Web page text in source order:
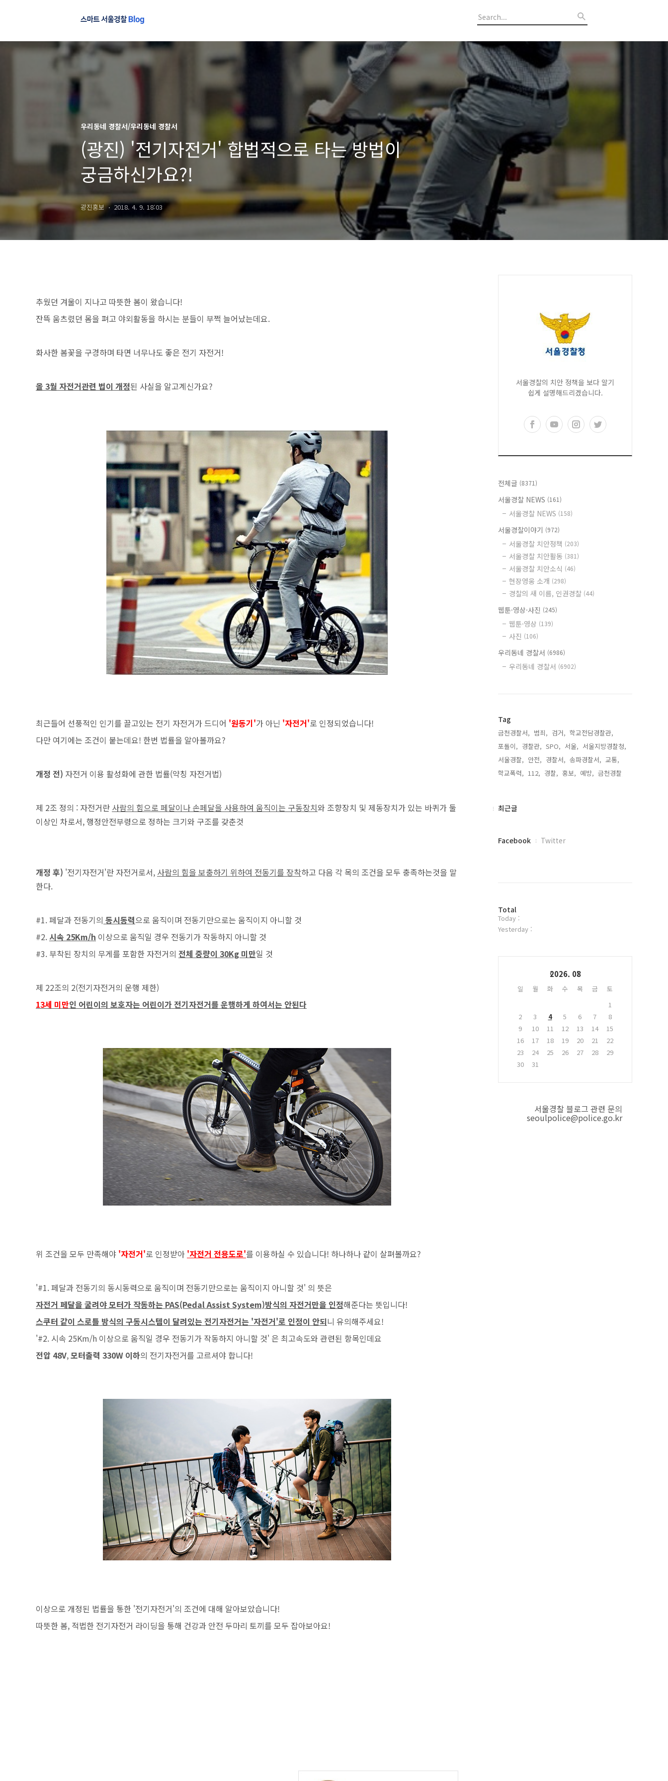
우리동네 경찰서/우리동네 경찰서
(광진) '전기자전거' 합법적으로 타는 방법이
궁금하신가요?!
광진홍보 2018. 4. 9. 18:03
추웠던 겨울이 지나고 따뜻한 봄이 왔습니다!
잔뜩 움츠렸던 몸을 펴고 야외활동을 하시는 분들이 부쩍 늘어났는데요.
화사한 봄꽃을 구경하며 타면 너무나도 좋은 전기 자전거!
올 3월 자전거관련 법이 개정된 사실을 알고계신가요?
최근들어 선풍적인 인기를 끌고있는 전기 자전거가 드디어 '원동기'가 아닌 '자전거'로 인정되었습니다!
다만 여기에는 조건이 붙는데요! 한번 법률을 알아볼까요?
개정 전) 자전거 이용 활성화에 관한 법률(약칭 자전거법)
제 2조 정의 : 자전거란 사람의 힘으로 페달이나 손페달을 사용하여 움직이는 구동장치와 조향장치 및 제동장치가 있는 바퀴가 둘
이상인 차로서, 행정안전부령으로 정하는 크기와 구조를 갖춘것
개정 후) '전기자전거'란 자전거로서, 사람의 힘을 보충하기 위하여 전동기를 장착하고 다음 각 목의 조건을 모두 충족하는것을 말
한다.
#1. 페달과 전동기의 동시동력으로 움직이며 전동기만으로는 움직이지 아니할 것
#2. 시속 25Km/h 이상으로 움직일 경우 전동기가 작동하지 아니할 것
#3. 부착된 장치의 무게를 포함한 자전거의 전체 중량이 30Kg 미만일 것
제 22조의 2(전기자전거의 운행 제한)
13세 미만인 어린이의 보호자는 어린이가 전기자전거를 운행하게 하여서는 안된다
위 조건을 모두 만족해야 '자전거'로 인정받아 '자전거 전용도로'를 이용하실 수 있습니다! 하나하나 같이 살펴볼까요?
'#1. 페달과 전동기의 동시동력으로 움직이며 전동기만으로는 움직이지 아니할 것' 의 뜻은
자전거 페달을 굴려야 모터가 작동하는 PAS(Pedal Assist System)방식의 자전거만을 인정해준다는 뜻입니다!
스쿠터 같이 스로틀 방식의 구동시스템이 달려있는 전기자전거는 '자전거'로 인정이 안되니 유의해주세요!
'#2. 시속 25Km/h 이상으로 움직일 경우 전동기가 작동하지 아니할 것' 은 최고속도와 관련된 항목인데요
전압 48V,모터출력 330W 이하의 전기자전거를 고르셔야 합니다!
이상으로 개정된 법률을 통한 '전기자전거'의 조건에 대해 알아보았습니다!
따뜻한 봄, 적법한 전기자전거 라이딩을 통해 건강과 안전 두마리 토끼를 모두 잡아보아요!
서울경찰의 치안 정책을 보다 알기
쉽게 설명해드리겠습니다.
전체글 (8371)
서울경찰 NEWS (161)
서울경찰 NEWS (158)
서울경찰이야기 (972)
서울경찰 치안정책 (203)
서울경찰 치안활동 (381)
서울경찰 치안소식 (46)
현장영웅 소개 (298)
경찰의 새 이름, 인권경찰 (44)
웹툰·영상·사진 (245)
웹툰·영상 (139)
사진 (106)
우리동네 경찰서 (6986)
우리동네 경찰서 (6902)
Tag
금천경찰서, 범죄, 검거, 학교전담경찰관,
포돌이, 경찰관, SPO, 서울, 서울지방경찰청,
서울경찰, 안전, 경찰서, 송파경찰서, 교통,
학교폭력, 112, 경찰, 홍보, 예방, 금천경찰,
최
최근글
페
플
러
그
Facebook Twitter
방
문
자
Total
Today :
Yesterday :
2026. 08
일 월 화 수 목 금
토
1
2
3 4 5 6 7
8
9
10 11 12 13 14
15
16
17 18 19 20 21
22
23
24 25 26 27 28
29
30
31
서울경찰 블로그 관련 문의
seoulpolice@police.go.kr